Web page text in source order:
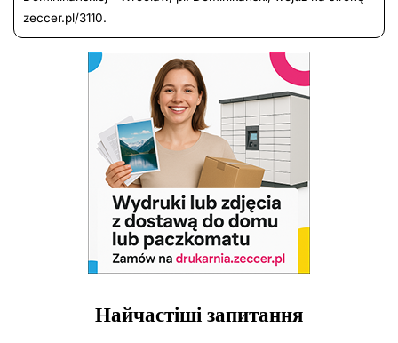
zeccer.pl/3110.
Найчастіші запитання